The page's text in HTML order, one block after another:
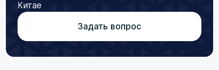
Китае
Задать вопрос